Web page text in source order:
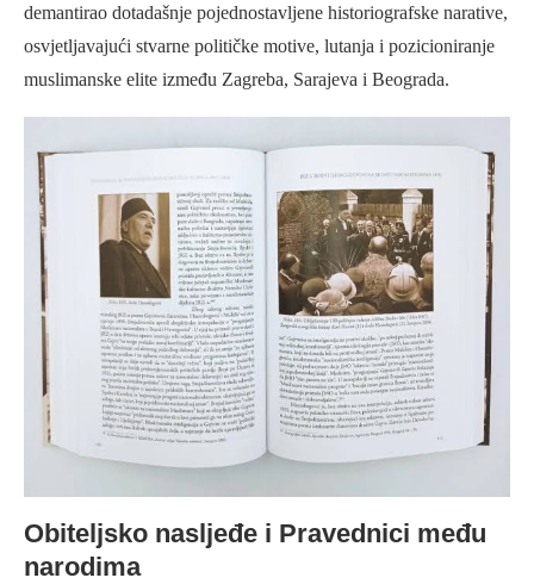
demantirao dotadašnje pojednostavljene historiografske narative,
osvjetljavajući stvarne političke motive, lutanja i pozicioniranje
muslimanske elite između Zagreba, Sarajeva i Beograda.
Obiteljsko nasljeđe i Pravednici među
narodima